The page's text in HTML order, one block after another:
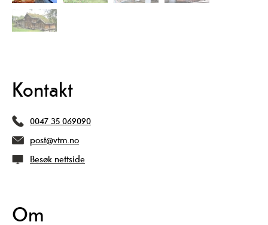
Kontakt
0047 35 069090
post@vtm.no
Besøk nettside
Om